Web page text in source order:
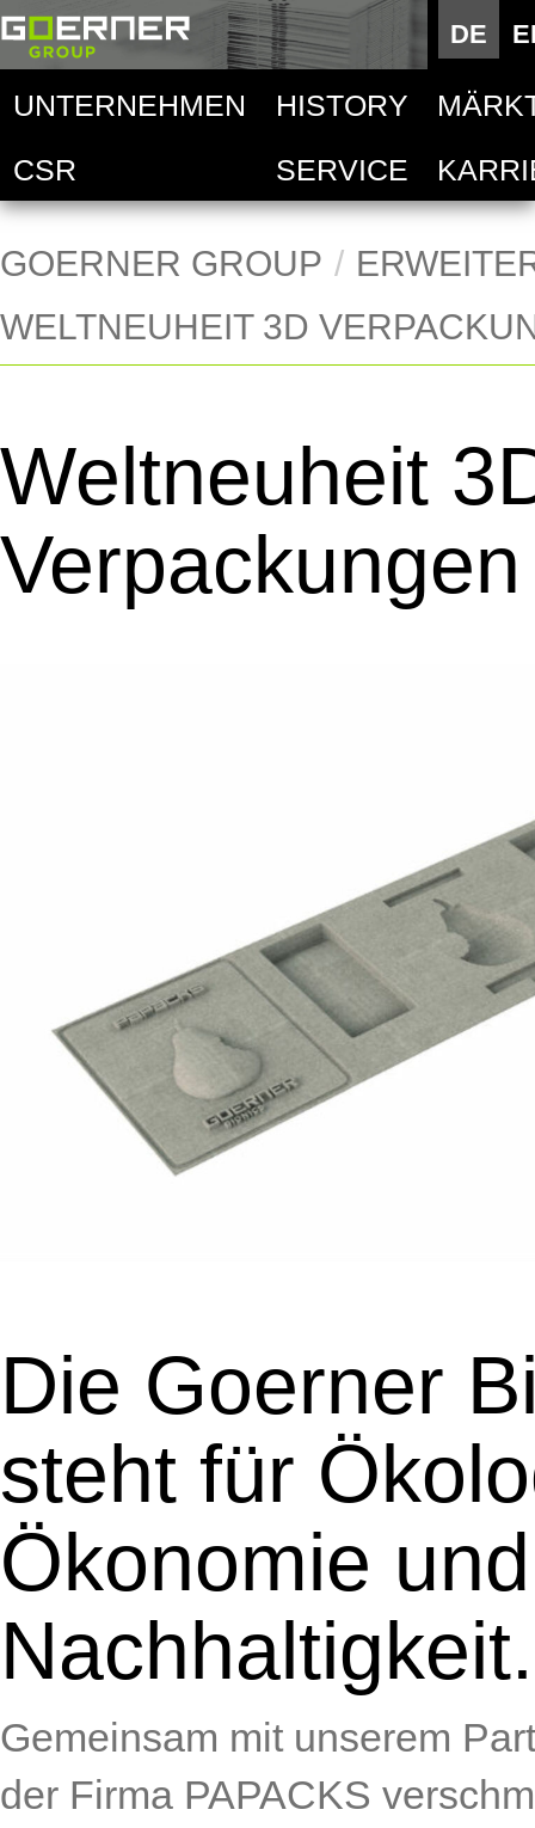
DE
UNTERNEHMEN HISTORY
CSR SERVICE
GOERNER GROUP
WELTNEUHEIT 3D
Weltneuheit
Verpackungen
Die Goerner
steht für
Ökonomie und
Nachhaltigkeit.
Gemeinsam mit unserem
der Firma PAPACKS